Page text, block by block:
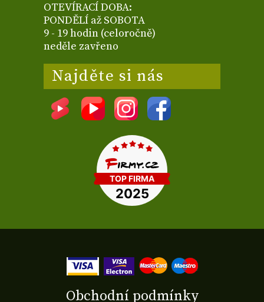
OTEVÍRACÍ DOBA:
PONDĚLÍ až SOBOTA
9 - 19 hodin (celoročně)
neděle zavřeno
Najděte si nás
Obchodní podmínky